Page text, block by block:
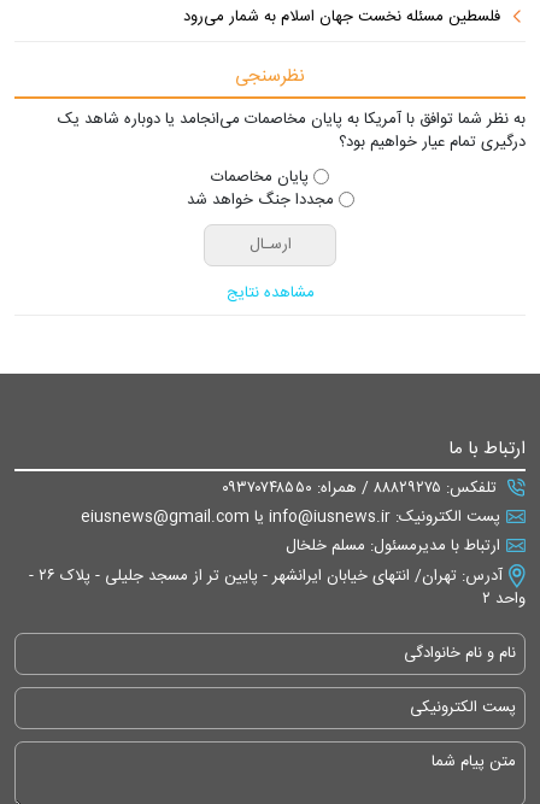
فلسطین مسئله نخست جهان اسلام به شمار می‌رود
نظرسنجی
به نظر شما توافق با آمریکا به پایان مخاصمات می‌انجامد یا دوباره شاهد یک
درگیری تمام عیار خواهیم بود؟
پایان مخاصمات
مجددا جنگ خواهد شد
مشاهده نتایج
ارتباط با ما
تلفکس: ۸۸۸۲۹۲۷۵ / همراه: ۰۹۳۷۰۷۴۸۵۵۰
پست الکترونیک: info@iusnews.ir یا eiusnews@gmail.com
ارتباط با مدیرمسئول: مسلم خلخال
آدرس: تهران/ انتهای خیابان ایرانشهر - پایین تر از مسجد جلیلی - پلاک ۲۶ -
واحد ۲